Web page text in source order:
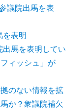
議院出馬を表
を表明
馬を表明してい
ィッシュ」が
のない情報を拡
か？衆議院補欠